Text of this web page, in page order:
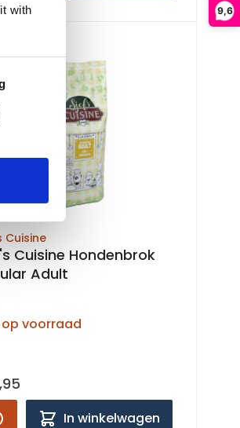
with
9,6
Cuisine
Cuisine Hondenbrok
Adult
op voorraad
In winkelwagen